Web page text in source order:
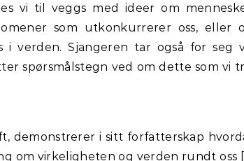
vi til veggs med ideer om
som utkonkurrerer oss, eller
i verden. Sjangeren tar også for seg
spørsmålstegn ved om dette som vi
demonstrerer i sitt forfatterskap
om virkeligheten og verden rundt oss